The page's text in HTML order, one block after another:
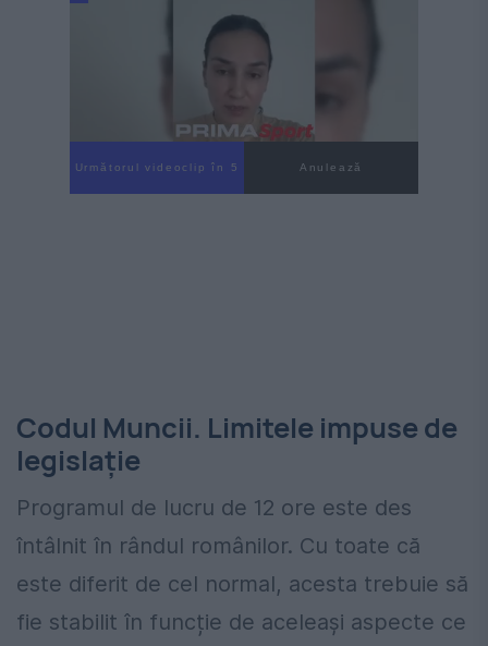
Următorul videoclip în 4 Anulează
Codul Muncii. Limitele impuse de
legislație
Programul de lucru de 12 ore este des
întâlnit în rândul românilor. Cu toate că
este diferit de cel normal, acesta trebuie să
fie stabilit în funcție de aceleași aspecte ce